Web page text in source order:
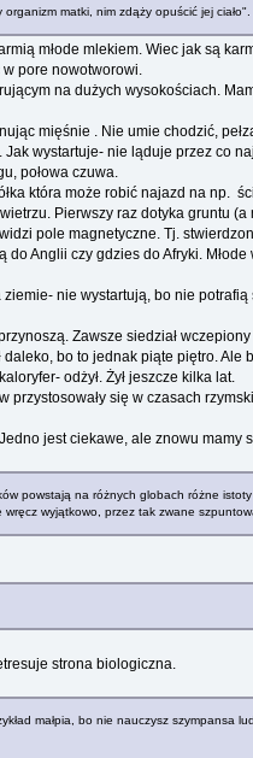
matki, nim zdąży opuścić jej ciało".
młode mlekiem. Wiec jak są
pore nowotworowi.
na dużych wysokościach.
mięśnie . Nie umie chodzić,
wystartuje- nie ląduje przez co
połowa czuwa.
która może robić najazd na np.
Pierwszy raz dotyka gruntu
pole magnetyczne. Tj.
Anglii czy gdzies do Afryki.
nie wystartują, bo nie
Zawsze siedział
bo to jednak piąte piętro. Ale
odżył. Żył jeszcze kilka lat.
przystosowały się w czasach
jest ciekawe, ale znowu mamy
powstają na różnych globach różne
wyjątkowo, przez tak zwane
strona biologiczna.
małpia, bo nie nauczysz szympansa